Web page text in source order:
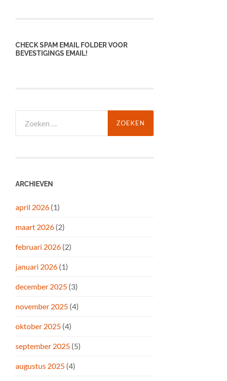
CHECK SPAM EMAIL FOLDER VOOR
BEVESTIGINGS EMAIL!
naar:
ARCHIEVEN
april 2026 (1)
maart 2026 (2)
februari 2026 (2)
januari 2026 (1)
december 2025 (3)
november 2025 (4)
oktober 2025 (4)
september 2025 (5)
augustus 2025 (4)